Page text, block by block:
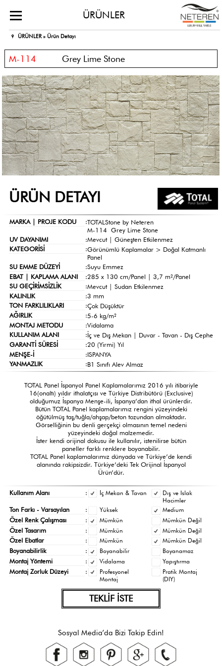
ÜRÜNLER
ÜRÜNLER » Ürün Detayı
M-114 Grey Lime Stone
ÜRÜN DETAYI
MARKA | PROJE KODU :TOTALStone by Neteren
M-114 Grey Lime Stone
UV DAYANIMI
:Mevcut | Güneşten Etkilenmez
KATEGORİSİ
:Görünümlü Kaplamalar > Doğal Katmanlı
Panel
SU EMME DÜZEYİ
:Suyu Emmez
EBAT | KAPLAMA ALANI
:285 x 130 cm/Panel | 3,7 m²/Panel
SU GEÇİRİMSİZLİK
:Mevcut | Sudan Etkilenmez
KALINLIK
:3 mm
TON FARKLILIKLARI
:Çok Düşüktür
AĞIRLIK
:5-6 kg/m²
MONTAJ METODU
:Vidalama
KULLANIM ALANI
:İç ve Dış Mekan | Duvar - Tavan - Dış Cephe
GARANTİ SÜRESİ
:20 (Yirmi) Yıl
MENŞE-İ
:ISPANYA
YANMAZLIK
:B1 Sınıfı Alev Almaz
TOTAL Panel İspanyol Panel Kaplamalarımız 2016 yılı itibariyle
16(onaltı) yıldır ithalatçısı ve Türkiye Distribütörü (Exclusive)
olduğumuz İspanya Menşe-ili, İspanya’dan ithal ürünlerdir.
Bütün TOTAL Panel kaplamalarımız rengini yüzeyindeki
öğütülmüş taş/tuğla/ahşap/beton tozundan almaktadır.
Görselliğinin bu denli gerçekçi olmasının temel nedeni
yüzeyindeki doğal malzemedir.
İster kendi orijinal dokusu ile kullanılır, istenilirse bütün
paneller farklı renklere boyanabilir.
TOTAL Panel kaplamalarımız dünyada ve Türkiye’de kendi
alanında rakipsizdir. Türkiye’deki Tek Orijinal İspanyol
Ürün’dür.
Kullanım Alanı : İç Mekan & Tavan
Dış ve Islak
Hacimler
Ton Farkı - Varsayılan : Yüksek Medium
Özel Renk Çalışması : Mümkün Mümkün Değil
Özel Tasarım : Mümkün Mümkün Değil
Özel Ebatlar : Mümkün Mümkün Değil
Boyanabilirlik : Boyanabilir Boyanamaz
Montaj Yöntemi : Vidalama Yapıştırma
Montaj Zorluk Düzeyi :
Profesyonel
Montaj
Pratik Montaj
(DIY)
TEKLİF İSTE
Sosyal Media’da Bizi Takip Edin!